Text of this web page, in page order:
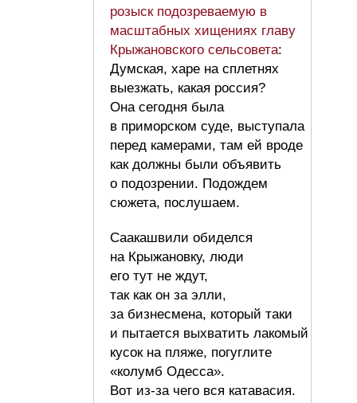
розыск подозреваемую в
масштабных хищениях главу
Крыжановского сельсовета:
Думская, харе на сплетнях
выезжать, какая россия?
Она сегодня была
в приморском суде, выступала
перед камерами, там ей вроде
как должны были объявить
о подозрении. Подождем
сюжета, послушаем.
Саакашвили обиделся
на Крыжановку, люди
его тут не ждут,
так как он за элли,
за бизнесмена, который таки
и пытается выхватить лакомый
кусок на пляже, погуглите
«колумб Одесса».
Вот из-за чего вся катавасия.